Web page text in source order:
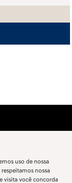
uso de nossa
nossa
visita você concorda